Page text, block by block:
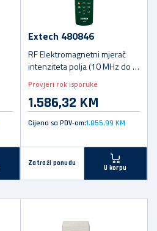
Extech 480846
RF Elektromagnetni mjerač
intenziteta polja (10 MHz do 8
Provjeri rok isporuke
1.586,32 KM
Cijena sa PDV-om:1.855,99 KM
Zatraži ponudu
U korpu